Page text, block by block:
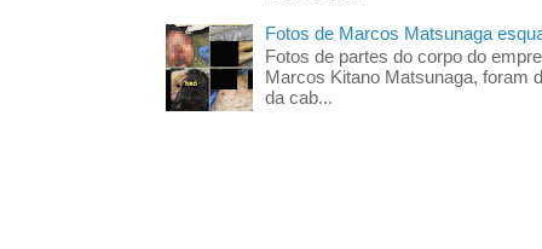
Fotos de Marcos Matsunaga
Fotos de partes do corpo do
Marcos Kitano Matsunaga, foram
da cab...